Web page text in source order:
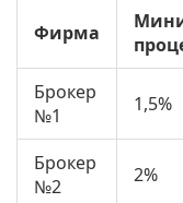
Фирма
Брокер
№1
1,5%
Брокер
№2
2%